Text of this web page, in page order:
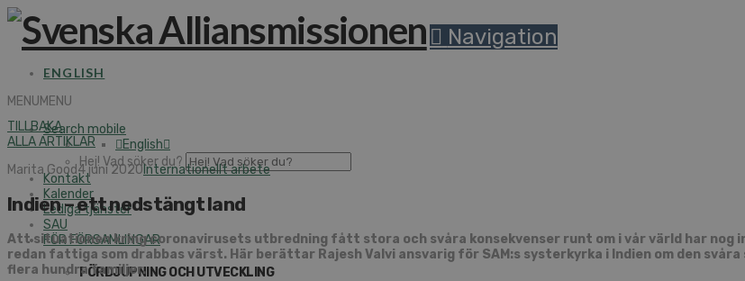
Navigation
ENGLISH
MENUMENU
Search mobile
English
Hej! Vad söker du?
Kontakt
Kalender
Lediga tjänster
SAU
FÖR FÖRSAMLINGAR
FÖRDJUPNING OCH UTVECKLING
TILLBAKA
ALLA ARTIKLAR
Marita Good4 juni 2020Internationellt arbete
Indien – ett nedstängt land
Att situationen kring coronavirusets utbredning fått stora och svåra konsekvenser runt om i vår värld har nog
redan fattiga som drabbas värst. Här berättar Rajesh Valvi ansvarig för SAM:s systerkyrka i Indien om den
flera hundra familjer.